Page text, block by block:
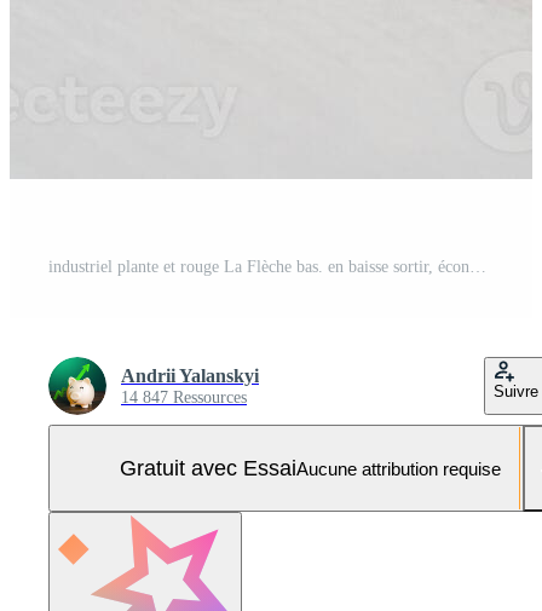
industriel plante et rouge La Flèche bas. en baisse sortir, économique ralentissement, secteur pertes, réduit demande, crise dans énergie et produits chimiques. Photo Pro
Andrii Yalanskyi
14 847 Ressources Suivre
Gratuit avec EssaiAucune attribution requise